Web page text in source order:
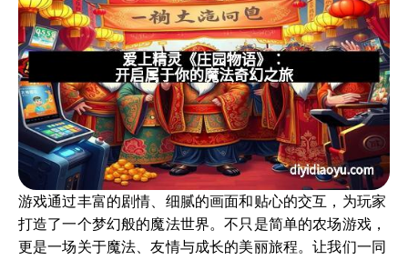
游戏通过丰富的剧情、细腻的画面和贴心的交互，为玩家
打造了一个梦幻般的魔法世界。不只是简单的农场游戏，
更是一场关于魔法、友情与成长的美丽旅程。让我们一同